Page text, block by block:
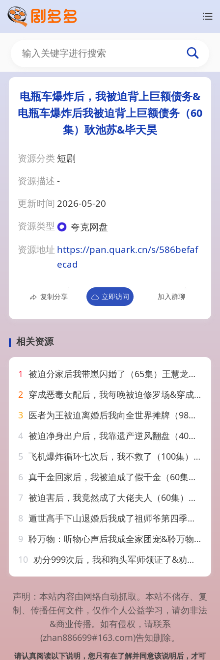
电瓶车爆炸后，我被迫背上巨额债务&
电瓶车爆炸后我被迫背上巨额债务（60
集）耿池苏&毕天昊
资源分类 短剧
资源描述-
更新时间 2026-05-20
资源类型
夸克网盘
资源地址 https://pan.quark.cn/s/586befaf
ecad
复制分享 立即访问 加入群聊
相关资源
1 被迫分家后我带崽闪婚了（65集）王慧龙&鳗鱼
2 穿成恶毒女配后，我每晚被迫修罗场&穿成恶毒女配后我每晚被迫修罗场（60集）AI短剧
3 医者为王被迫离婚后我向全世界摊牌（98集）
4 被迫净身出户后，我靠遗产逆风翻盘（40集）李恩铭＆彭慧玲
5 飞机爆炸循环七次后，我不救了（100集）渐蔷薇&赵栩烽
6 真千金回家后，我被迫成了假千金（60集）王宜洋＆王馨悦
7 被迫害后，我竟然成了大佬夫人（60集）孙飞翔＆张心怡
8 遁世高手下山退婚后我成了祖师爷第四季（93集）AI短剧
9 聆万物：听物心声后我成全家团宠&聆万物听物心声后我成全家团宠（70集）AI短剧
10 劝分999次后，我和狗头军师领证了&劝分999次后我和狗头军师领证了（52集）AI短剧
声明：本站内容由网络自动抓取。本站不储存、复
制、传播任何文件，仅作个人公益学习，请勿非法
&商业传播。如有侵权，请联系
(zhan886699#163.com)告知删除。
请认真阅读以下说明，您只有在了解并同意该说明后，才可